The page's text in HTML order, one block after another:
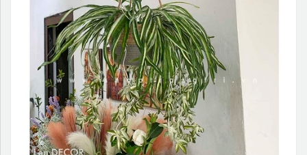
TƯỜNG CÂY GIẢ KHĂN TRẢI BÀN